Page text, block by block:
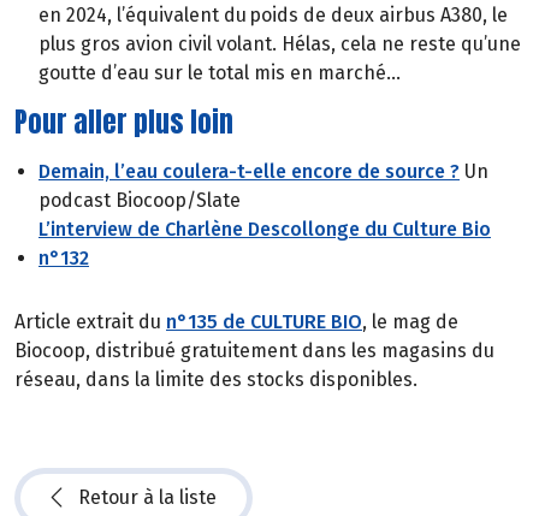
en 2024, l’équivalent du poids de deux airbus A380, le
plus gros avion civil volant. Hélas, cela ne reste qu’une
goutte d’eau sur le total mis en marché…
Pour aller plus loin
Demain, l’eau coulera-t-elle encore de source ? Un
podcast Biocoop/Slate
L’interview de Charlène Descollonge du Culture Bio
n°132
Article extrait du n°135 de CULTURE BIO, le mag de
Biocoop, distribué gratuitement dans les magasins du
réseau, dans la limite des stocks disponibles.
Retour à la liste